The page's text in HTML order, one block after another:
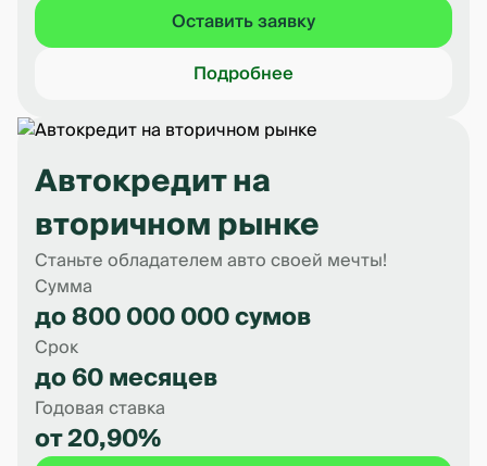
Оставить заявку
Подробнее
Автокредит на
вторичном рынке
Станьте обладателем авто своей мечты!
Сумма
до 800 000 000 сумов
Срок
до 60 месяцев
Годовая ставка
от 20,90%